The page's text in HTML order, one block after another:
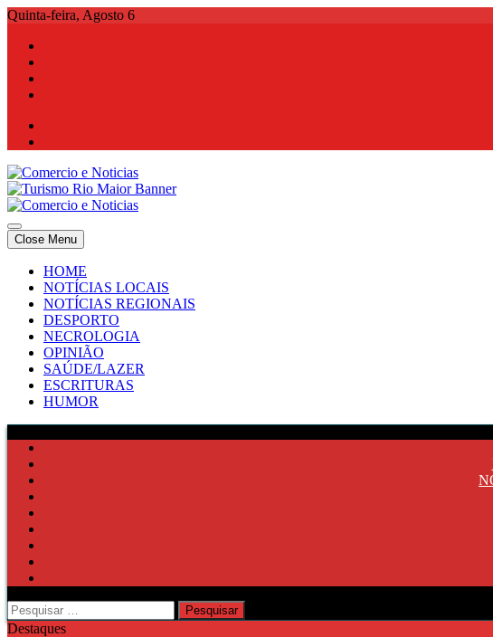
Skip
content
Quinta-feira, Agosto 6
Comercio e Noticias
Notícias e Publicidade Online
Comercio e Noticias
Notícias e Publicidade Online
Close Menu
HOME
NOTÍCIAS LOCAIS
NOTÍCIAS REGIONAIS
DESPORTO
NECROLOGIA
OPINIÃO
SAÚDE/LAZER
ESCRITURAS
HUMOR
Pesquisar
por:
Destaques